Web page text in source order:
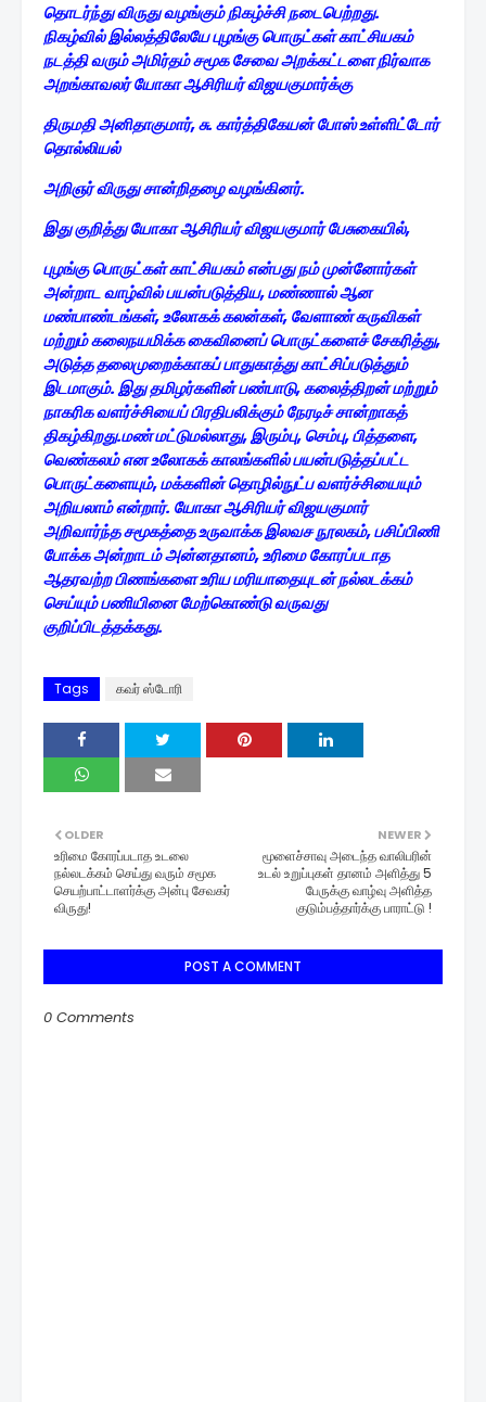
தொடர்ந்து விருது வழங்கும் நிகழ்ச்சி நடைபெற்றது.
நிகழ்வில் இல்லத்திலேயே புழங்கு பொருட்கள் காட்சியகம்
நடத்தி வரும் அமிர்தம் சமூக சேவை அறக்கட்டளை நிர்வாக
அறங்காவலர் யோகா ஆசிரியர் விஜயகுமார்க்கு
திருமதி அனிதாகுமார், சு. கார்த்திகேயன் போஸ் உள்ளிட்டோர்
தொல்லியல்
அறிஞர் விருது சான்றிதழை வழங்கினர்.
இது குறித்து யோகா ஆசிரியர் விஜயகுமார் பேசுகையில்,
புழங்கு பொருட்கள் காட்சியகம் என்பது நம் முன்னோர்கள்
அன்றாட வாழ்வில் பயன்படுத்திய, மண்ணால் ஆன
மண்பாண்டங்கள், உலோகக் கலன்கள், வேளாண் கருவிகள்
மற்றும் கலைநயமிக்க கைவினைப் பொருட்களைச் சேகரித்து,
அடுத்த தலைமுறைக்காகப் பாதுகாத்து காட்சிப்படுத்தும்
இடமாகும். இது தமிழர்களின் பண்பாடு, கலைத்திறன் மற்றும்
நாகரிக வளர்ச்சியைப் பிரதிபலிக்கும் நேரடிச் சான்றாகத்
திகழ்கிறது.மண் மட்டுமல்லாது, இரும்பு, செம்பு, பித்தளை,
வெண்கலம் என உலோகக் காலங்களில் பயன்படுத்தப்பட்ட
பொருட்களையும், மக்களின் தொழில்நுட்ப வளர்ச்சியையும்
அறியலாம் என்றார். யோகா ஆசிரியர் விஜயகுமார்
அறிவார்ந்த சமூகத்தை உருவாக்க இலவச நூலகம், பசிப்பிணி
போக்க அன்றாடம் அன்னதானம், உரிமை கோரப்படாத
ஆதரவற்ற பிணங்களை உரிய மரியாதையுடன் நல்லடக்கம்
செய்யும் பணியினை மேற்கொண்டு வருவது
குறிப்பிடத்தக்கது.
Tags கவர் ஸ்டோரி
NEWER
மூளைச்சாவு அடைந்த வாலிபரின்
உடல் உறுப்புகள் தானம் அளித்து 5
பேருக்கு வாழ்வு அளித்த
குடும்பத்தார்க்கு பாராட்டு !
OLDER
உரிமை கோரப்படாத உடலை
நல்லடக்கம் செய்து வரும் சமூக
செயற்பாட்டாளர்க்கு அன்பு சேவகர்
விருது!
POST A COMMENT
0 Comments